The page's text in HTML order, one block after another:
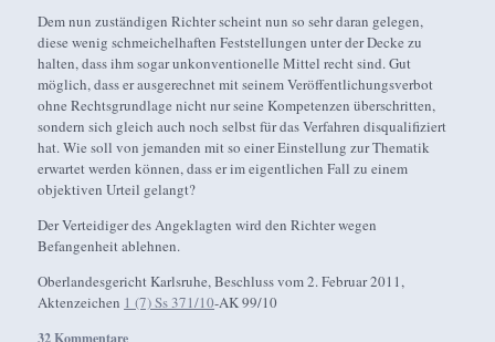
Dem nun zuständigen Richter scheint nun so sehr daran gelegen,
diese wenig schmeichelhaften Feststellungen unter der Decke zu
halten, dass ihm sogar unkonventionelle Mittel recht sind. Gut
möglich, dass er ausgerechnet mit seinem Veröffentlichungsverbot
ohne Rechtsgrundlage nicht nur seine Kompetenzen überschritten,
sondern sich gleich auch noch selbst für das Verfahren disqualifiziert
hat. Wie soll von jemanden mit so einer Einstellung zur Thematik
erwartet werden können, dass er im eigentlichen Fall zu einem
objektiven Urteil gelangt?
Der Verteidiger des Angeklagten wird den Richter wegen
Befangenheit ablehnen.
Oberlandesgericht Karlsruhe, Beschluss vom 2. Februar 2011,
Aktenzeichen 1 (7) Ss 371/10-AK 99/10